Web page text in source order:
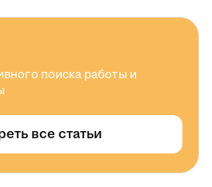
поиска работы и
все статьи